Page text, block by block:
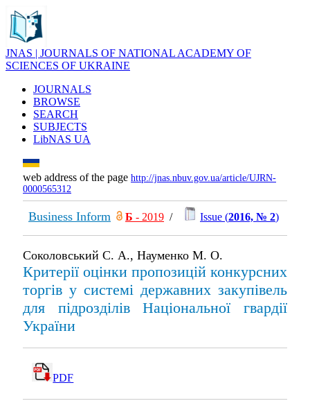
JNAS | JOURNALS OF NATIONAL ACADEMY OF
SCIENCES OF UKRAINE
JOURNALS
BROWSE
SEARCH
SUBJECTS
LibNAS UA
web address of the page http://jnas.nbuv.gov.ua/article/UJRN-
0000565312
Business Inform Б - 2019 / Issue (2016, № 2)
Соколовський С. А., Науменко М. О.
Критерії оцінки пропозицій конкурсних
торгів у системі державних закупівель
для підрозділів Національної гвардії
України
PDF